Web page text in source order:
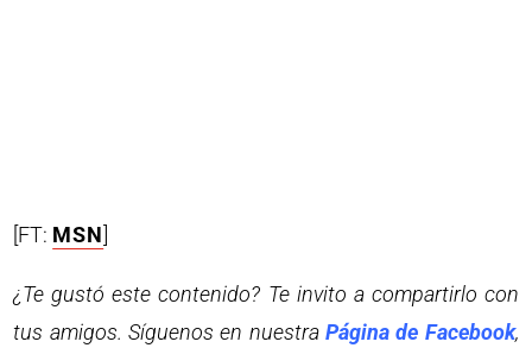
[FT: MSN
¿Te gustó este contenido? Te invito a compartirlo con
tus amigos. Síguenos en nuestraPágina de Facebook,